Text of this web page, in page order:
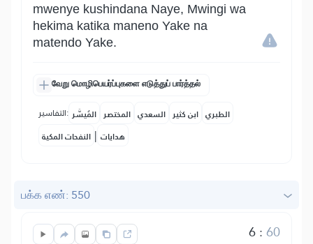
mwenye kushindana Naye, Mwingi wa
hekima katika maneno Yake na
matendo Yake.
வேறு மொழிபெயர்ப்புகளை எடுத்துப் பார்த்தல்
التفاسير: المُيسَّر المختصر السعدي ابن كثير الطبري
النفحات المكية | هدايات
பக்க எண்: 550
6:60